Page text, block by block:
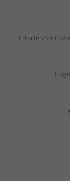
Erhalten Sie E-